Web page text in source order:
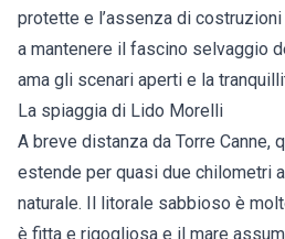
protette e l’assenza di
a mantenere il fascino selvaggio
ama gli scenari aperti e la
La spiaggia di Lido Morelli
A breve distanza da Torre Canne,
estende per quasi due chilometri
naturale. Il litorale sabbioso è
è fitta e rigogliosa e il mare